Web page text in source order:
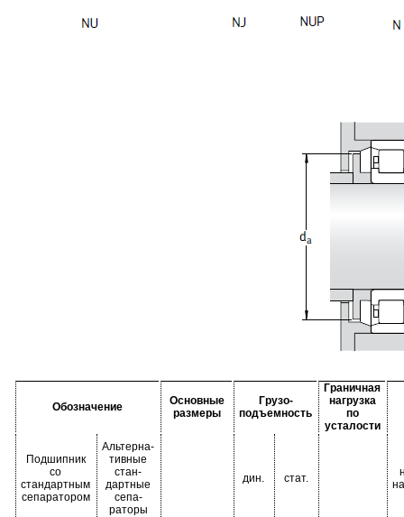
Обозначение
Основные
размеры
Грузо-
подъемность
Граничная
нагрузка
по
усталости
Подшипник
со
стандартным
сепаратором
Альтерна-
тивные
стан-
дартные
сепа-
раторы
дин. стат.